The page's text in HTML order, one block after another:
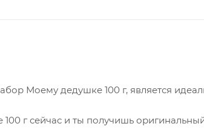
Моему дедушке 100 г, является
г сейчас и ты получишь